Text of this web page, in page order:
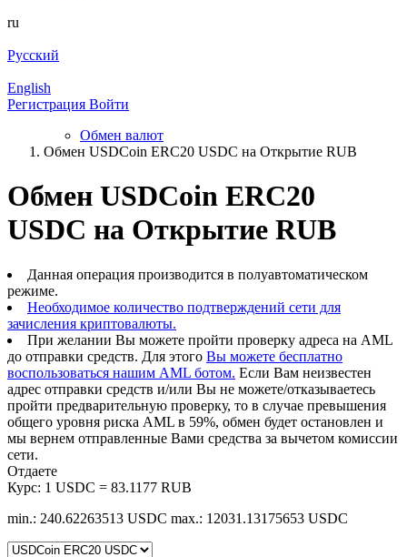
ru
Русский
English
Регистрация Войти
Обмен валют
Обмен USDCoin ERC20 USDC на Открытие RUB
Обмен USDCoin ERC20
USDC на Открытие RUB
Данная операция производится в полуавтоматическом
режиме.
Необходимое количество подтверждений сети для
зачисления криптовалюты.
При желании Вы можете пройти проверку адреса на AML
до отправки средств. Для этого Вы можете бесплатно
воспользоваться нашим AML ботом. Если Вам неизвестен
адрес отправки средств и/или Вы не можете/отказываетесь
пройти предварительную проверку, то в случае превышения
общего уровня риска AML в 59%, обмен будет остановлен и
мы вернем отправленные Вами средства за вычетом комиссии
сети.
Отдаете
Курс: 1 USDC = 83.1177 RUB
min.: 240.62263513 USDC max.: 12031.13175653 USDC